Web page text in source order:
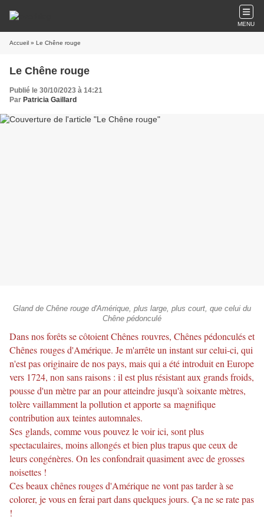
MENU
Accueil » Le Chêne rouge
Le Chêne rouge
Publié le 30/10/2023 à 14:21
Par Patricia Gaillard
Gland de Chêne rouge d'Amérique, plus large, plus court, que celui du
Chêne pédonculé
Dans nos forêts se côtoient Chênes rouvres, Chênes pédonculés et
Chênes rouges d'Amérique. Je m'arrête un instant sur celui-ci, qui
n'est pas originaire de nos pays, mais qui a été introduit en Europe
vers 1724, non sans raisons : il est plus résistant aux grands froids,
pousse d'un mètre par an pour atteindre jusqu'à soixante mètres,
tolère vaillamment la pollution et apporte sa magnifique
contribution aux teintes automnales.
Ses glands, comme vous pouvez le voir ici, sont plus
spectaculaires, moins allongés et bien plus trapus que ceux de
leurs congénères. On les confondrait quasiment avec de grosses
noisettes !
Ces beaux chênes rouges d'Amérique ne vont pas tarder à se
colorer, je vous en ferai part dans quelques jours. Ça ne se rate pas
!